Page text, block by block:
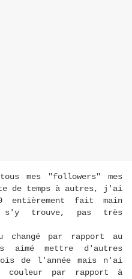
mes "followers" mes
de temps à autres, j'ai
entièrement fait main
s'y trouve, pas très
par rapport au
aimé mettre d'autres
de l'année mais n'ai
couleur par rapport à